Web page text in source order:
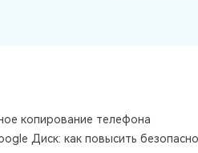
УЗНАЙТЕ
копирование телефона
Диск: как повысить